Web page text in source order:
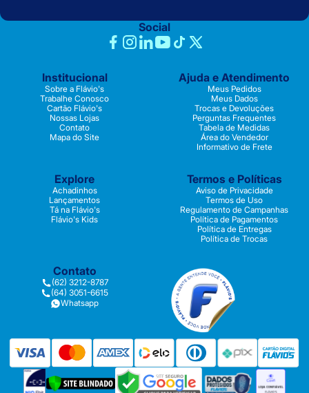
Social
Institucional
Sobre a Flávio's
Trabalhe Conosco
Cartão Flávio's
Nossas Lojas
Contato
Mapa do Site
Ajuda e Atendimento
Meus Pedidos
Meus Dados
Trocas e Devoluções
Perguntas Frequentes
Tabela de Medidas
Área do Vendedor
Informativo de Frete
Explore
Achadinhos
Lançamentos
Tá na Flávio's
Flávio's Kids
Termos e Políticas
Aviso de Privacidade
Termos de Uso
Regulamento de Campanhas
Política de Pagamentos
Política de Entregas
Política de Trocas
Contato
(62) 3212-8787
(64) 3051-6615
Whatsapp